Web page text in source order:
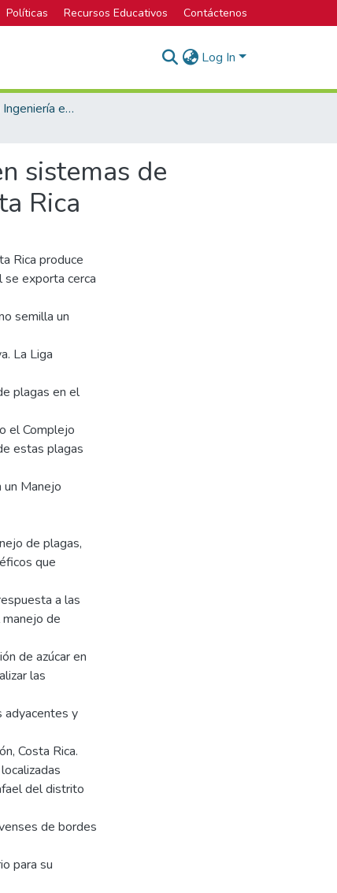
Políticas Recursos Educativos Contáctenos
Log In
Licenciatura en Ingeniería en Agronomía
sistemas de
Rica
Rica produce
exporta cerca
semilla un
La Liga
plagas en el
el Complejo
estas plagas
Manejo
de plagas,
que
a las
de
de azúcar en
las
adyacentes y
Costa Rica.
del distrito
de bordes
para su